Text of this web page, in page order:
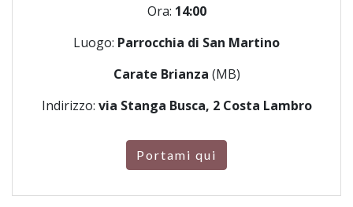
Ora: 14:00
Luogo: Parrocchia di San Martino
Carate Brianza (MB)
Indirizzo: via Stanga Busca, 2 Costa Lambro
Portami qui